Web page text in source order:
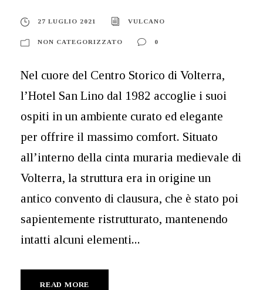
27 LUGLIO 2021 VULCANO
NON CATEGORIZZATO 0
Nel cuore del Centro Storico di Volterra,
l’Hotel San Lino dal 1982 accoglie i suoi
ospiti in un ambiente curato ed elegante
per offrire il massimo comfort. Situato
all’interno della cinta muraria medievale di
Volterra, la struttura era in origine un
antico convento di clausura, che è stato poi
sapientemente ristrutturato, mantenendo
intatti alcuni elementi...
READ MORE